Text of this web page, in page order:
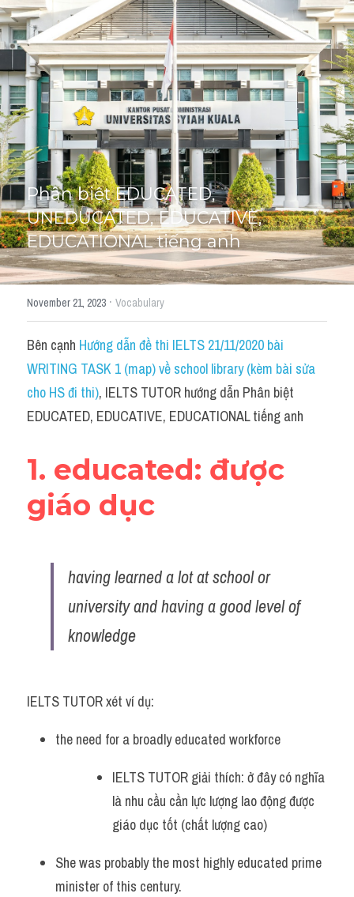
Giải đề thi từng câu
Lời khuyên
Giải đề thi
Academic words
Phrase
Phrasal Verb
Idioms đồng nghĩa
Idioms trái nghĩa
Antonym
Idiom
Grammar
Word form
Cách dùng từ
Đề thi thật Task 2
Speaking
HỌC THỬ
Phân biệt EDUCATED,
UNEDUCATED, EDUCATIVE,
EDUCATIONAL tiếng anh
November 21, 2023 · Vocabulary
Bên cạnh Hướng dẫn đề thi IELTS 21/11/2020 bài
WRITING TASK 1 (map) về school library (kèm bài sửa
cho HS đi thi), IELTS TUTOR hướng dẫn Phân biệt
EDUCATED, EDUCATIVE, EDUCATIONAL tiếng anh
1. educated: được
giáo dục
having learned a lot at school or
university and having a good level of
knowledge
IELTS TUTOR xét ví dụ:
the need for a broadly educated workforce
IELTS TUTOR giải thích: ở đây có nghĩa
là nhu cầu cần lực lượng lao động được
giáo dục tốt (chất lượng cao)
She was probably the most highly educated prime
minister of this century.